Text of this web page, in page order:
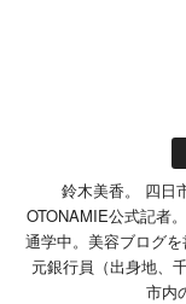
鈴木美香。 四日
OTONAMIE公式記者
通学中。美容ブログ
元銀行員（出身地、
市内